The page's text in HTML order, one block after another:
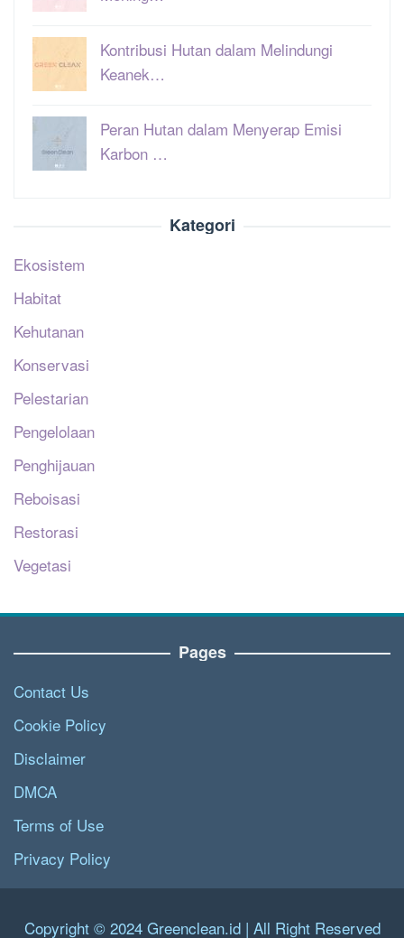
Kontribusi Hutan dalam Melindungi
Keanek…
Peran Hutan dalam Menyerap Emisi
Karbon …
Kategori
Ekosistem
Habitat
Kehutanan
Konservasi
Pelestarian
Pengelolaan
Penghijauan
Reboisasi
Restorasi
Vegetasi
Pages
Contact Us
Cookie Policy
Disclaimer
DMCA
Terms of Use
Privacy Policy
Copyright © 2024 Greenclean.id | All Right Reserved